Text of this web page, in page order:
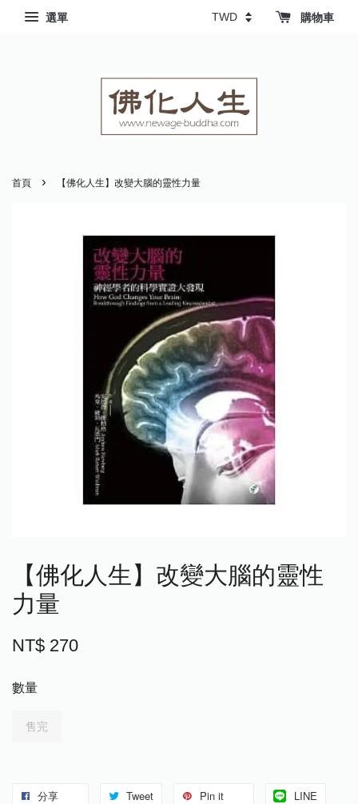
選單 購物車
首頁 › 【佛化人生】改變大腦的靈性力量
【佛化人生】改變大腦的靈性
力量
NT$ 270
數量
售完
分享 Tweet Pin it LINE